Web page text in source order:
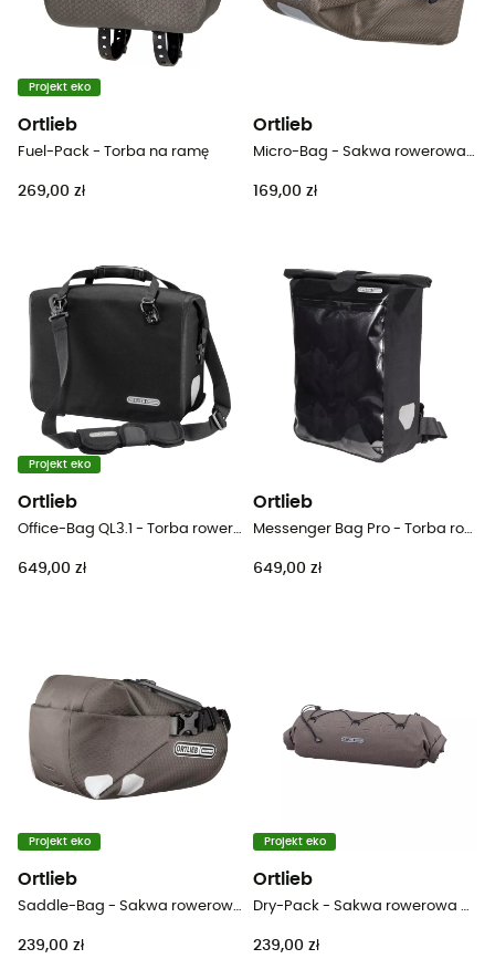
Projekt eko
Ortlieb
Fuel-Pack - Torba na ramę
269,00 zł
Ortlieb
Micro-Bag - Sakwa rowerowa pod siodełko
169,00 zł
Projekt eko
Ortlieb
Office-Bag QL3.1 - Torba rowerowa
649,00 zł
Ortlieb
Messenger Bag Pro - Torba rowerowa
649,00 zł
Projekt eko
Ortlieb
Saddle-Bag - Sakwa rowerowa pod siodełko
239,00 zł
Projekt eko
Ortlieb
Dry-Pack - Sakwa rowerowa pod siodełko
239,00 zł